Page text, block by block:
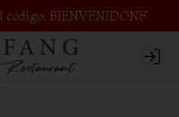
código: BIENVENIDONF
Login